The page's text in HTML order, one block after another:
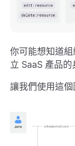
你可能想知道
立 SaaS 產品的
讓我們使用這